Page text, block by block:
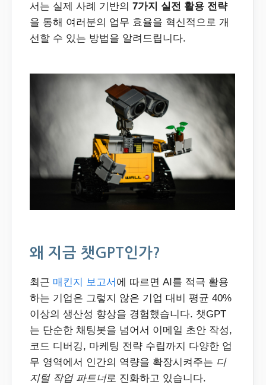
서는 실제 사례 기반의 7가지 실전 활용 전략
을 통해 여러분의 업무 효율을 혁신적으로 개
선할 수 있는 방법을 알려드립니다.
왜 지금 챗GPT인가?
최근 매킨지 보고서 에 따르면 AI를 적극 활용
하는 기업은 그렇지 않은 기업 대비 평균 40%
이상의 생산성 향상을 경험했습니다. 챗GPT
는 단순한 채팅봇을 넘어서 이메일 초안 작성,
코드 디버깅, 마케팅 전략 수립까지 다양한 업
무 영역에서 인간의 역량을 확장시켜주는 디
지털 작업 파트너로 진화하고 있습니다.